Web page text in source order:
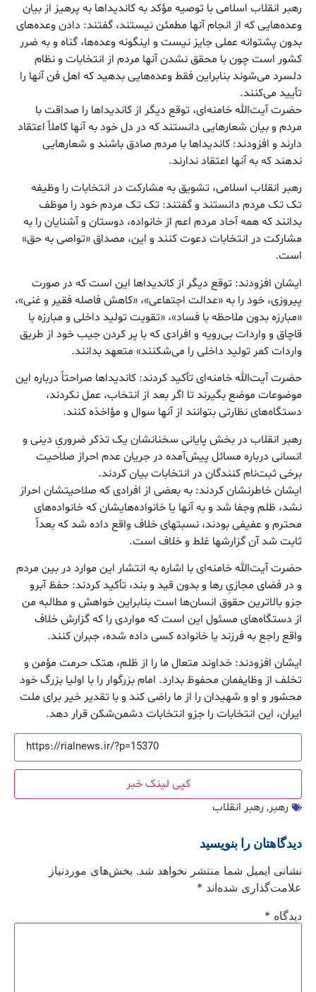
رهبر انقلاب اسلامی با توصیه مؤکد به کاندیداها به پرهیز از بیان
وعده‌هایی که از انجام آنها مطمئن نیستند، گفتند: دادن وعده‌های
بدون پشتوانه عملی جایز نیست و اینگونه وعده‌ها، گناه و به ضرر
کشور است چون با محقق نشدن آنها مردم از انتخابات و نظام
دلسرد می‌شوند بنابراین فقط وعده‌هایی بدهید که اهل فن آنها را
تأیید می‌کنند.
حضرت آیت‌الله خامنه‌ای، توقع دیگر از کاندیداها را صداقت با
مردم و بیان شعارهایی دانستند که در دل خود به آنها کاملاً اعتقاد
دارند و افزودند: کاندیداها با مردم صادق باشند و شعارهایی
ندهند که به آنها اعتقاد ندارند.
رهبر انقلاب اسلامی، تشویق به مشارکت در انتخابات را وظیفه
تک تک مردم دانستند و گفتند: تک تک مردم خود را موظف
بدانند که همه آحاد مردم اعم از خانواده، دوستان و آشنایان را به
مشارکت در انتخابات دعوت کنند و این، مصداق «تواصی به حق»
است.
ایشان افزودند: توقع دیگر از کاندیداها این است که در صورت
پیروزی، خود را به «عدالت اجتماعی»، «کاهش فاصله فقیر و غنی»،
«مبارزه بدون ملاحظه با فساد»، «تقویت تولید داخلی و مبارزه با
قاچاق و واردات بی‌رویه و افرادی که با پر کردن جیب خود از طریق
واردات کمر تولید داخلی را می‌شکنند» متعهد بدانند.
حضرت آیت‌الله خامنه‌ای تأکید کردند: کاندیداها صراحتاً درباره این
موضوعات موضع بگیرند تا اگر بعد از انتخاب، عمل نکردند،
دستگاه‌های نظارتی بتوانند از آنها سوال و مؤاخذه کنند.
رهبر انقلاب در بخش پایانی سخنانشان یک تذکر ضروریِ دینی و
انسانی درباره مسائل پیش‌آمده در جریان عدم احراز صلاحیت
برخی ثبت‌نام کنندگان در انتخابات بیان کردند.
ایشان خاطرنشان کردند: به بعضی از افرادی که صلاحیتشان احراز
نشد، ظلم وجفا شد و به آنها یا خانواده‌هایشان که خانواده‌های
محترم و عفیفی بودند، نسبتهای خلاف واقع داده شد که بعداً
ثابت شد آن گزارشها غلط و خلاف است.
حضرت آیت‌الله خامنه‌ای با اشاره به انتشار این موارد در بین مردم
و در فضای مجازیِ رها و بدون قید و بند، تأکید کردند: حفظ آبرو
جزو بالاترین حقوق انسان‌ها است بنابراین خواهش و مطالبه من
از دستگاه‌های مسئول این است که مواردی را که گزارش خلاف
واقع راجع به فرزند یا خانواده کسی داده شده، جبران کنند.
ایشان افزودند: خداوند متعال ما را از ظلم، هتک حرمت مؤمن و
تخلف از وظایف‎مان محفوظ بدارد. امام بزرگوار را با اولیا بزرگ خود
محشور و او و شهیدان را از ما راضی کند و با تقدیر خیر برای ملت
ایران، این انتخابات را جزو انتخابات دشمن‌شکن قرار دهد.
کپی لینک خبر
رهبر,رهبر انقلاب
دیدگاهتان را بنویسید
نشانی ایمیل شما منتشر نخواهد شد. بخش‌های موردنیاز
علامت‌گذاری شده‌اند *
دیدگاه *